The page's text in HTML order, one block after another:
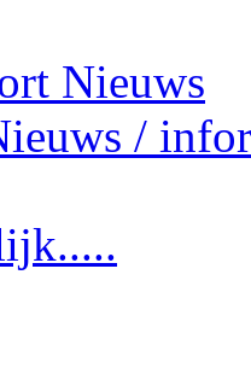
Nieuws
/